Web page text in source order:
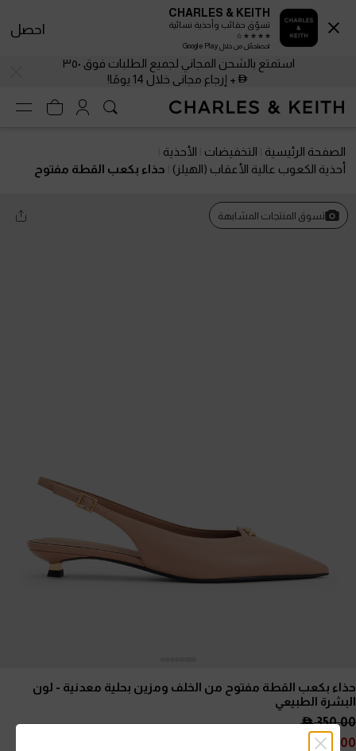
استمتع بالشحن المجاني لجميع الطلبات فوق ٣٥٠
+ إرجاع مجاني خلال 14 يومًا!
الصفحة الرئيسية التخفيضات
الأحذية
أحذية الكعوب عالية الأعقاب (الهيلز)
حذاء بكعب القطة مفتوح
تسوق المنتجات المشابهة
حذاء بكعب القطة مفتوح من الخلف ومزين بحلية معدنية - لون
البشرة الطبيعي
350.00
175.00
CHARLES & KEITH
تسوّق حقائب وأحذية نسائية
احصلحمّل من خلال Google Play
احصل